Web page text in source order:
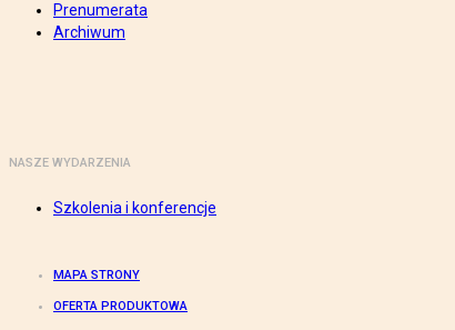
Prenumerata
Archiwum
NASZE WYDARZENIA
Szkolenia i konferencje
MAPA STRONY
OFERTA PRODUKTOWA